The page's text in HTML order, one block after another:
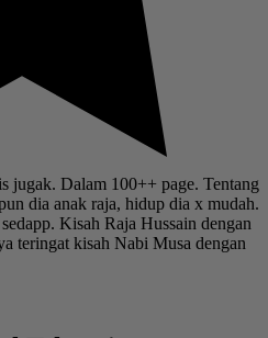
jugak. Dalam 100++ page. Tentang
dia anak raja, hidup dia x mudah.
Kisah Raja Hussain dengan
teringat kisah Nabi Musa dengan